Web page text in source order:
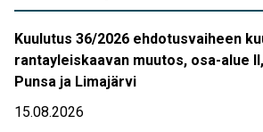
Kuulutus 36/2026 ehdotusvaiheen
rantayleiskaavan muutos, osa-alue
Punsa ja Limajärvi
15.08.2026